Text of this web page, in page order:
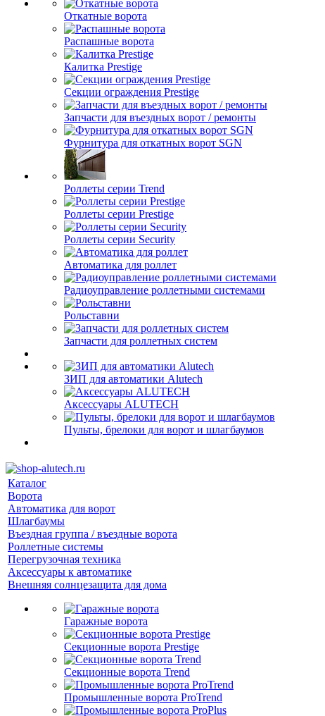
Откатные ворота
Распашные ворота
Калитка Prestige
Секции ограждения Prestige
Запчасти для въездных ворот / ремонты
Фурнитура для откатных ворот SGN
Роллеты серии Trend
Роллеты серии Prestige
Роллеты серии Security
Автоматика для роллет
Радиоуправление роллетными системами
Рольставни
Запчасти для роллетных систем
ЗИП для автоматики Alutech
Аксессуары ALUTECH
Пульты, брелоки для ворот и шлагбаумов
Каталог
Ворота
Автоматика для ворот
Шлагбаумы
Въездная группа / въездные ворота
Роллетные системы
Перегрузочная техника
Аксессуары к автоматике
Внешняя солнцезащита для дома
Гаражные ворота
Секционные ворота Prestige
Секционные ворота Trend
Промышленные ворота ProTrend